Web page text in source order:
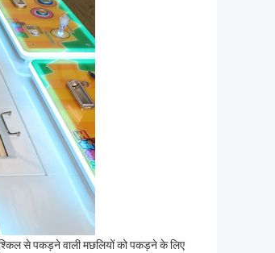
से पकड़ने वाली मछलियों को पकड़ने के लिए